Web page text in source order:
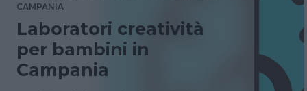
CAMPANIA
Laboratori creatività
per bambini in
Campania